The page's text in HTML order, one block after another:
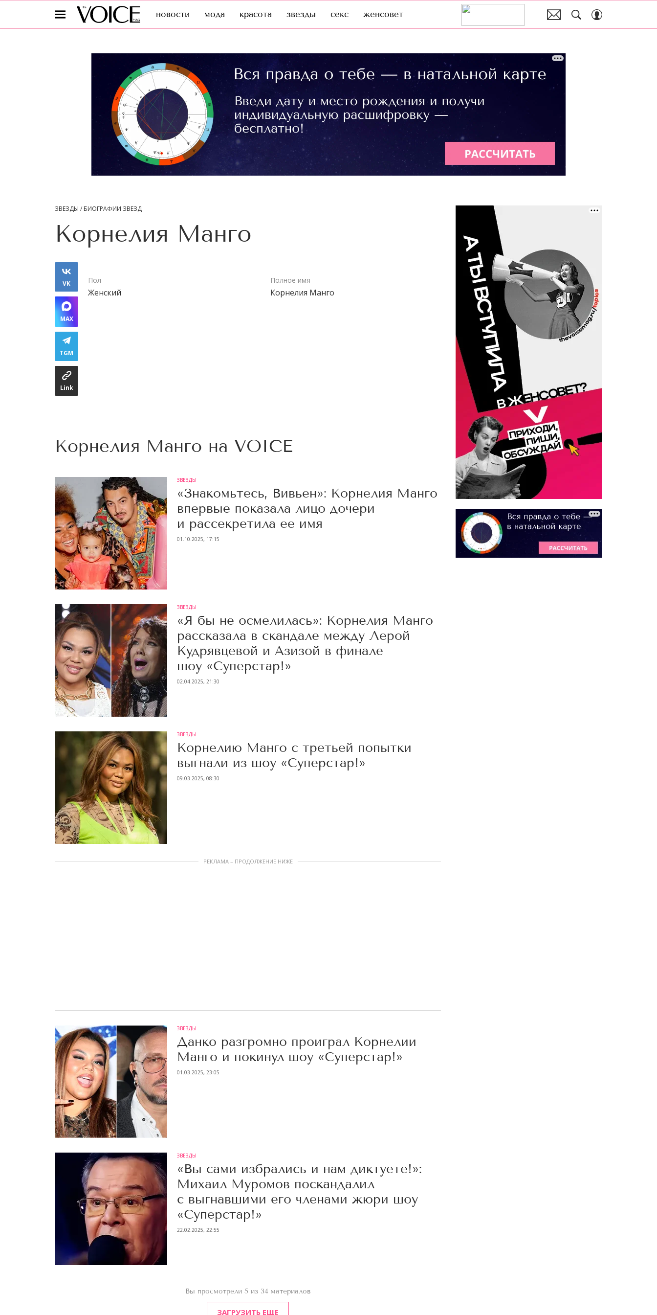
новости мода красота звезды секс женсовет
ЗВЕЗДЫ / БИОГРАФИИ ЗВЕЗД
Корнелия Манго
VK
MAX
TGM
Link
Пол
Женский
Полное имя
Корнелия Манго
Корнелия Манго на VOICE
ЗВЕЗДЫ
«Знакомьтесь, Вивьен»: Корнелия Манго
впервые показала лицо дочери
и рассекретила ее имя
01.10.2025, 17:15
ЗВЕЗДЫ
«Я бы не осмелилась»: Корнелия Манго
рассказала в скандале между Лерой
Кудрявцевой и Азизой в финале
шоу «Суперстар!»
02.04.2025, 21:30
ЗВЕЗДЫ
Корнелию Манго с третьей попытки
выгнали из шоу «Суперстар!»
09.03.2025, 08:30
РЕКЛАМА – ПРОДОЛЖЕНИЕ НИЖЕ
ЗВЕЗДЫ
Данко разгромно проиграл Корнелии
Манго и покинул шоу «Суперстар!»
01.03.2025, 23:05
ЗВЕЗДЫ
«Вы сами избрались и нам диктуете!»:
Михаил Муромов поскандалил
с выгнавшими его членами жюри шоу
«Суперстар!»
22.02.2025, 22:55
Вы просмотрели 5 из 34 материалов
ЗАГРУЗИТЬ ЕЩЕ